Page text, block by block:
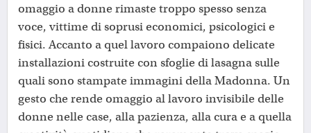
omaggio a donne rimaste troppo spesso senza
voce, vittime di soprusi economici, psicologici e
fisici. Accanto a quel lavoro compaiono delicate
installazioni costruite con sfoglie di lasagna sulle
quali sono stampate immagini della Madonna. Un
gesto che rende omaggio al lavoro invisibile delle
donne nelle case, alla pazienza, alla cura e a quella